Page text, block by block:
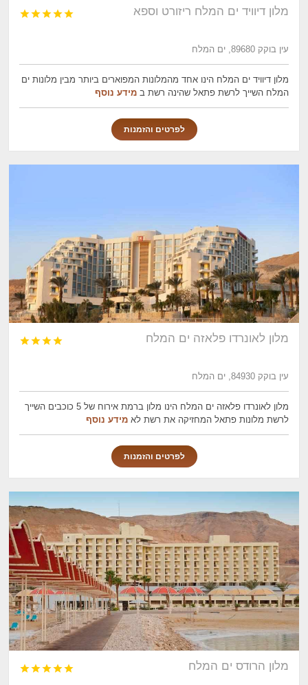
מלון דיוויד ים המלח ריזורט וספא 




עין בוקק 89680, ים המלח
מלון דיוויד ים המלח הינו אחד מהמלונות המפוארים ביותר מבין מלונות ים
המלח השייך לרשת פתאל שהינה רשת במידע נוסף
לפרטים והזמנות
מלון לאונרדו פלאזה ים המלח 



עין בוקק 84930, ים המלח
מלון לאונרדו פלאזה ים המלח הינו מלון ברמת אירוח של 5 כוכבים השייך
לרשת מלונות פתאל המחזיקה את רשת לאמידע נוסף
לפרטים והזמנות
מלון הרודס ים המלח 



